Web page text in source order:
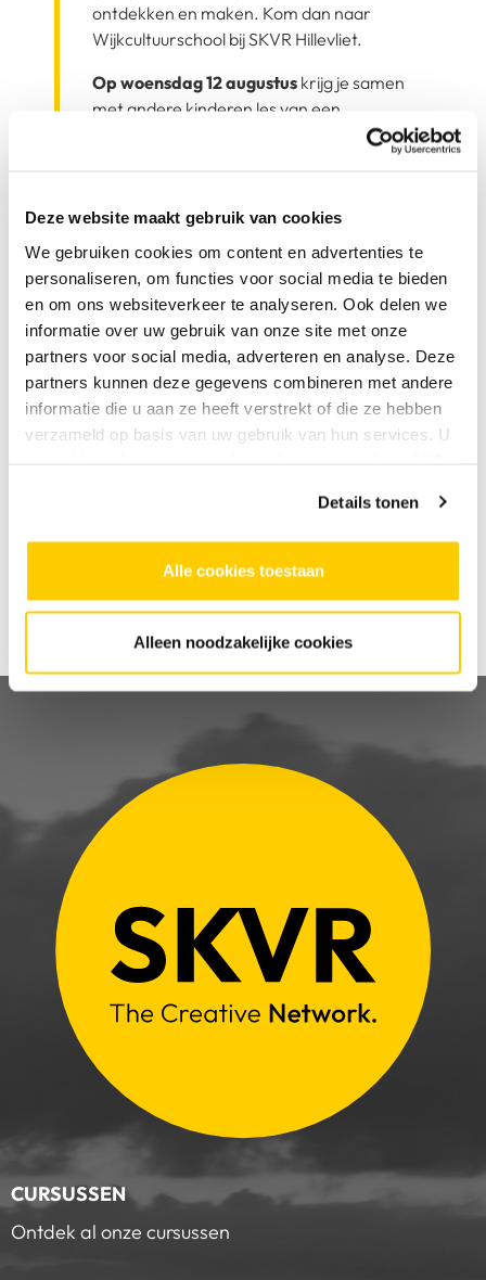
Deze website maakt gebruik van cookies
We gebruiken cookies om content en advertenties te
personaliseren, om functies voor social media te bieden
en om ons websiteverkeer te analyseren. Ook delen we
informatie over uw gebruik van onze site met onze
partners voor social media, adverteren en analyse. Deze
partners kunnen deze gegevens combineren met andere
informatie die u aan ze heeft verstrekt of die ze hebben
verzameld op basis van uw gebruik van hun services. U
Details tonen
Alle cookies toestaan
Alleen noodzakelijke cookies
ontdekken en maken. Kom dan naar
Wijkcultuurschool bij SKVR Hillevliet.
Op woensdag 12 augustus krijg je samen
met andere kinderen les van een
dansen en
. De les is hartstikke leuk. Je leert
Je hoeft er niets voor te betalen want SKVR
middag in de zomervakantie cadeau!
Neem je je vakantiepaspoort mee?
Bekijk het
zomerprogramma van
Wijkcultuurschool
CURSUSSEN
Ontdek al onze cursussen